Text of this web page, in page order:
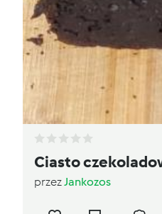
Ciasto
przezJankozos